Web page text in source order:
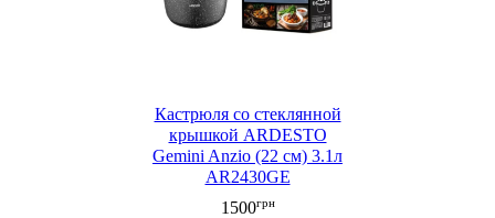
Кастрюля со стеклянной
крышкой ARDESTO
Gemini Anzio (22 см) 3.1л
AR2430GE
1500грн